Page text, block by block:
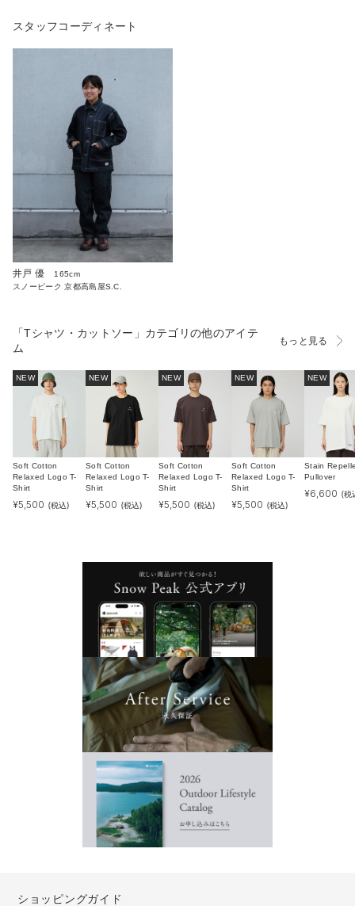
スタッフコーディネート
井戸 優
165cm
スノーピーク 京都高島屋S.C.
「Tシャツ・カットソー」カテゴリの他のアイテ
ム
もっと見る
NEW
Soft Cotton
Relaxed Logo T-
Shirt
¥5,500 (税込)
NEW
Soft Cotton
Relaxed Logo T-
Shirt
¥5,500 (税込)
NEW
Soft Cotton
Relaxed Logo T-
Shirt
¥5,500 (税込)
NEW
Soft Cotton
Relaxed Logo T-
Shirt
¥5,500 (税込)
NEW
Stain
Pullover
¥6,600 (税
ショッピングガイド